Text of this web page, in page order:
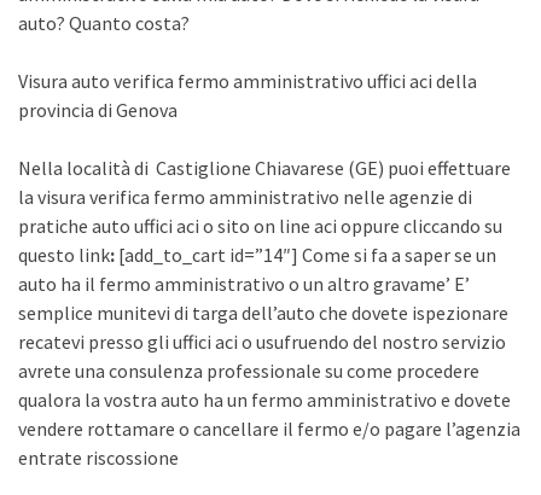
auto? Quanto costa?
Visura auto verifica fermo amministrativo uffici aci della
provincia di Genova
Nella località di Castiglione Chiavarese (GE) puoi effettuare
la visura verifica fermo amministrativo nelle agenzie di
pratiche auto uffici aci o sito on line aci oppure cliccando su
questo link: [add_to_cart id=”14″] Come si fa a saper se un
auto ha il fermo amministrativo o un altro gravame’ E’
semplice munitevi di targa dell’auto che dovete ispezionare
recatevi presso gli uffici aci o usufruendo del nostro servizio
avrete una consulenza professionale su come procedere
qualora la vostra auto ha un fermo amministrativo e dovete
vendere rottamare o cancellare il fermo e/o pagare l’agenzia
entrate riscossione